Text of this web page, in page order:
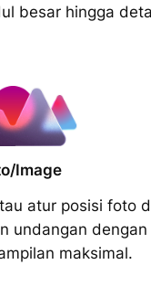
besar hingga
Image
atur posisi foto
undangan
maksimal.